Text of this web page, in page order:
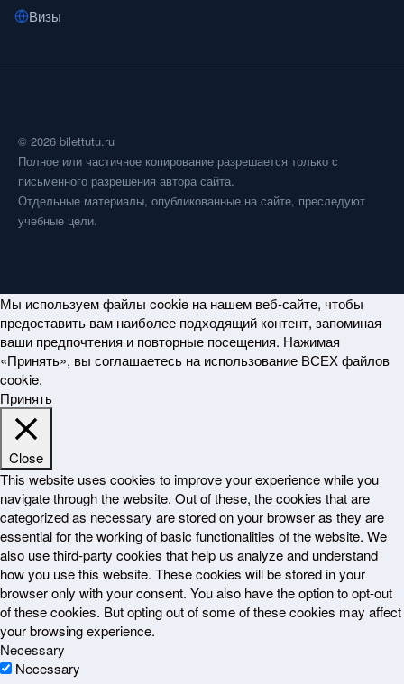
Визы
© 2026 bilettutu.ru
Полное или частичное копирование разрешается только с
письменного разрешения автора сайта.
Отдельные материалы, опубликованные на сайте, преследуют
учебные цели.
Мы используем файлы cookie на нашем веб-сайте, чтобы
предоставить вам наиболее подходящий контент, запоминая
ваши предпочтения и повторные посещения. Нажимая
«Принять», вы соглашаетесь на использование ВСЕХ файлов
cookie.
Принять
Close
This website uses cookies to improve your experience while you
navigate through the website. Out of these, the cookies that are
categorized as necessary are stored on your browser as they are
essential for the working of basic functionalities of the website. We
also use third-party cookies that help us analyze and understand
how you use this website. These cookies will be stored in your
browser only with your consent. You also have the option to opt-out
of these cookies. But opting out of some of these cookies may affect
your browsing experience.
Necessary
Necessary